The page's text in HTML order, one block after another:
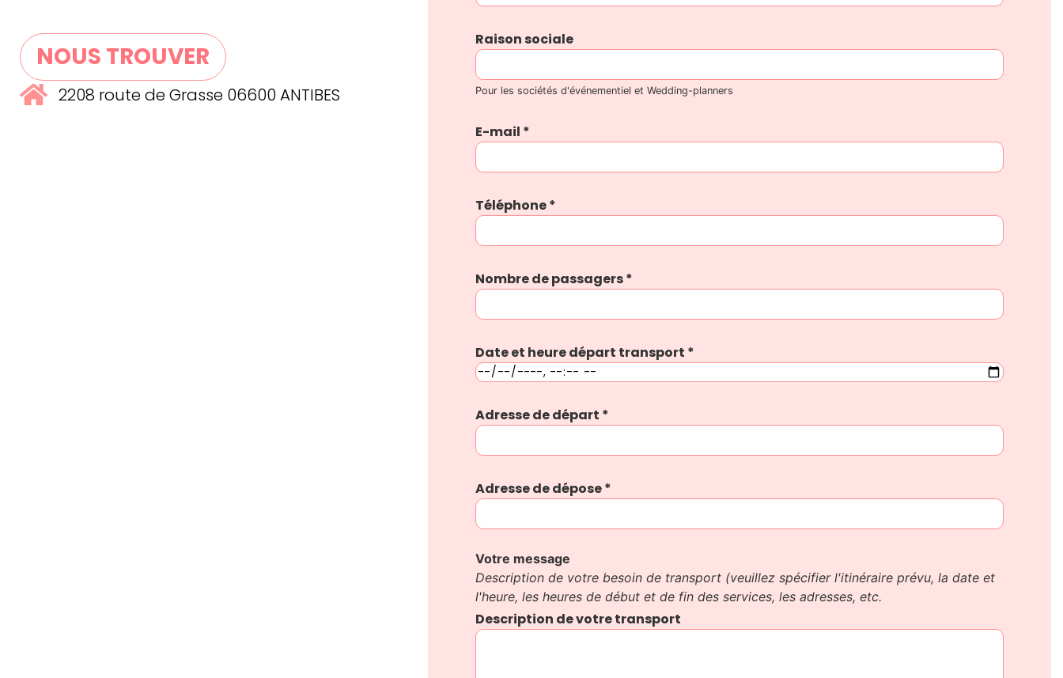
NOUS TROUVER
2208 route de Grasse 06600 ANTIBES
Raison sociale
Pour les sociétés d'événementiel et Wedding-planners
E-mail *
Téléphone*
Nombre de passagers*
Date et heure départ transport *
Adresse de départ *
Adresse de dépose*
Votre message
Description de votre besoin de transport (veuillez spécifier l'itinéraire prévu, la date et
l'heure, les heures de début et de fin des services, les adresses, etc.
Description de votre transport